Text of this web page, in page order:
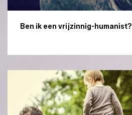
Ben ik een vrijzinnig-humanist?